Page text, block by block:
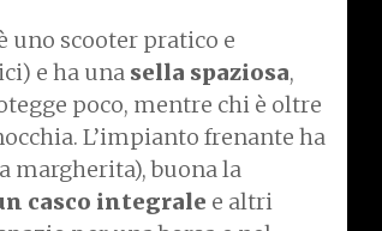
uno scooter pratico e
e ha una sella spaziosa,
poco, mentre chi è oltre
L’impianto frenante ha
margherita), buona la
casco integrale e altri